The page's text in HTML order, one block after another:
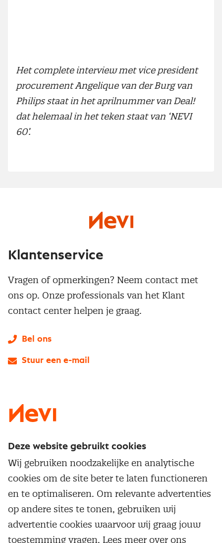
Het complete interview met vice president
procurement Angelique van der Burg van
Philips staat in het aprilnummer van Deal!
dat helemaal in het teken staat van ‘NEVI
60’.
Service & contact
Over inkoop
Netwerk en communities
Aanmelden nieuwsbrief
Populaire thema's
Aanbesteden
Contractmanagement
Kostenmanagement
Opleidingen en trainingen
Trainingen
Klantenservice
Vragen of opmerkingen? Neem contact met
ons op. Onze professionals van het Klant
contact center helpen je graag.
Bel ons
Stuur een e-mail
Deze website gebruikt cookies
Wij gebruiken noodzakelijke en analytische
cookies om de site beter te laten functioneren
en te optimaliseren. Om relevante advertenties
op andere sites te tonen, gebruiken wij
advertentie cookies waarvoor wij graag jouw
toestemming vragen. Lees meer over ons